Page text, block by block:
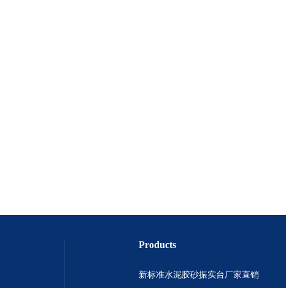
Products
新标准水泥胶砂振实台厂家直销